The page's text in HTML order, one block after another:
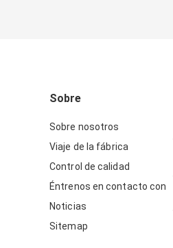
Sobre
Sobre nosotros
Viaje de la fábrica
Control de calidad
Éntrenos en contacto con
Noticias
Sitemap